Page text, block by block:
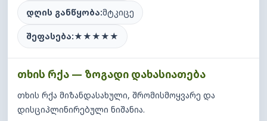
დღის განწყობა:მტკიცე
შეფასება:★★★★★
თხის რქა — ზოგადი დახასიათება
თხის რქა მიზანდასახული, შრომისმოყვარე და
დისციპლინირებული ნიშანია.